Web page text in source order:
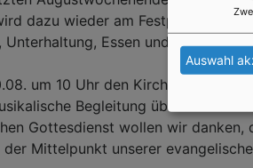
dazu wieder am Festplatz ein
Unterhaltung, Essen und Trinken
um 10 Uhr den
Begleitung übernimmt
Gottesdienst wollen wir danken,
der Mittelpunkt unserer
Auswahl